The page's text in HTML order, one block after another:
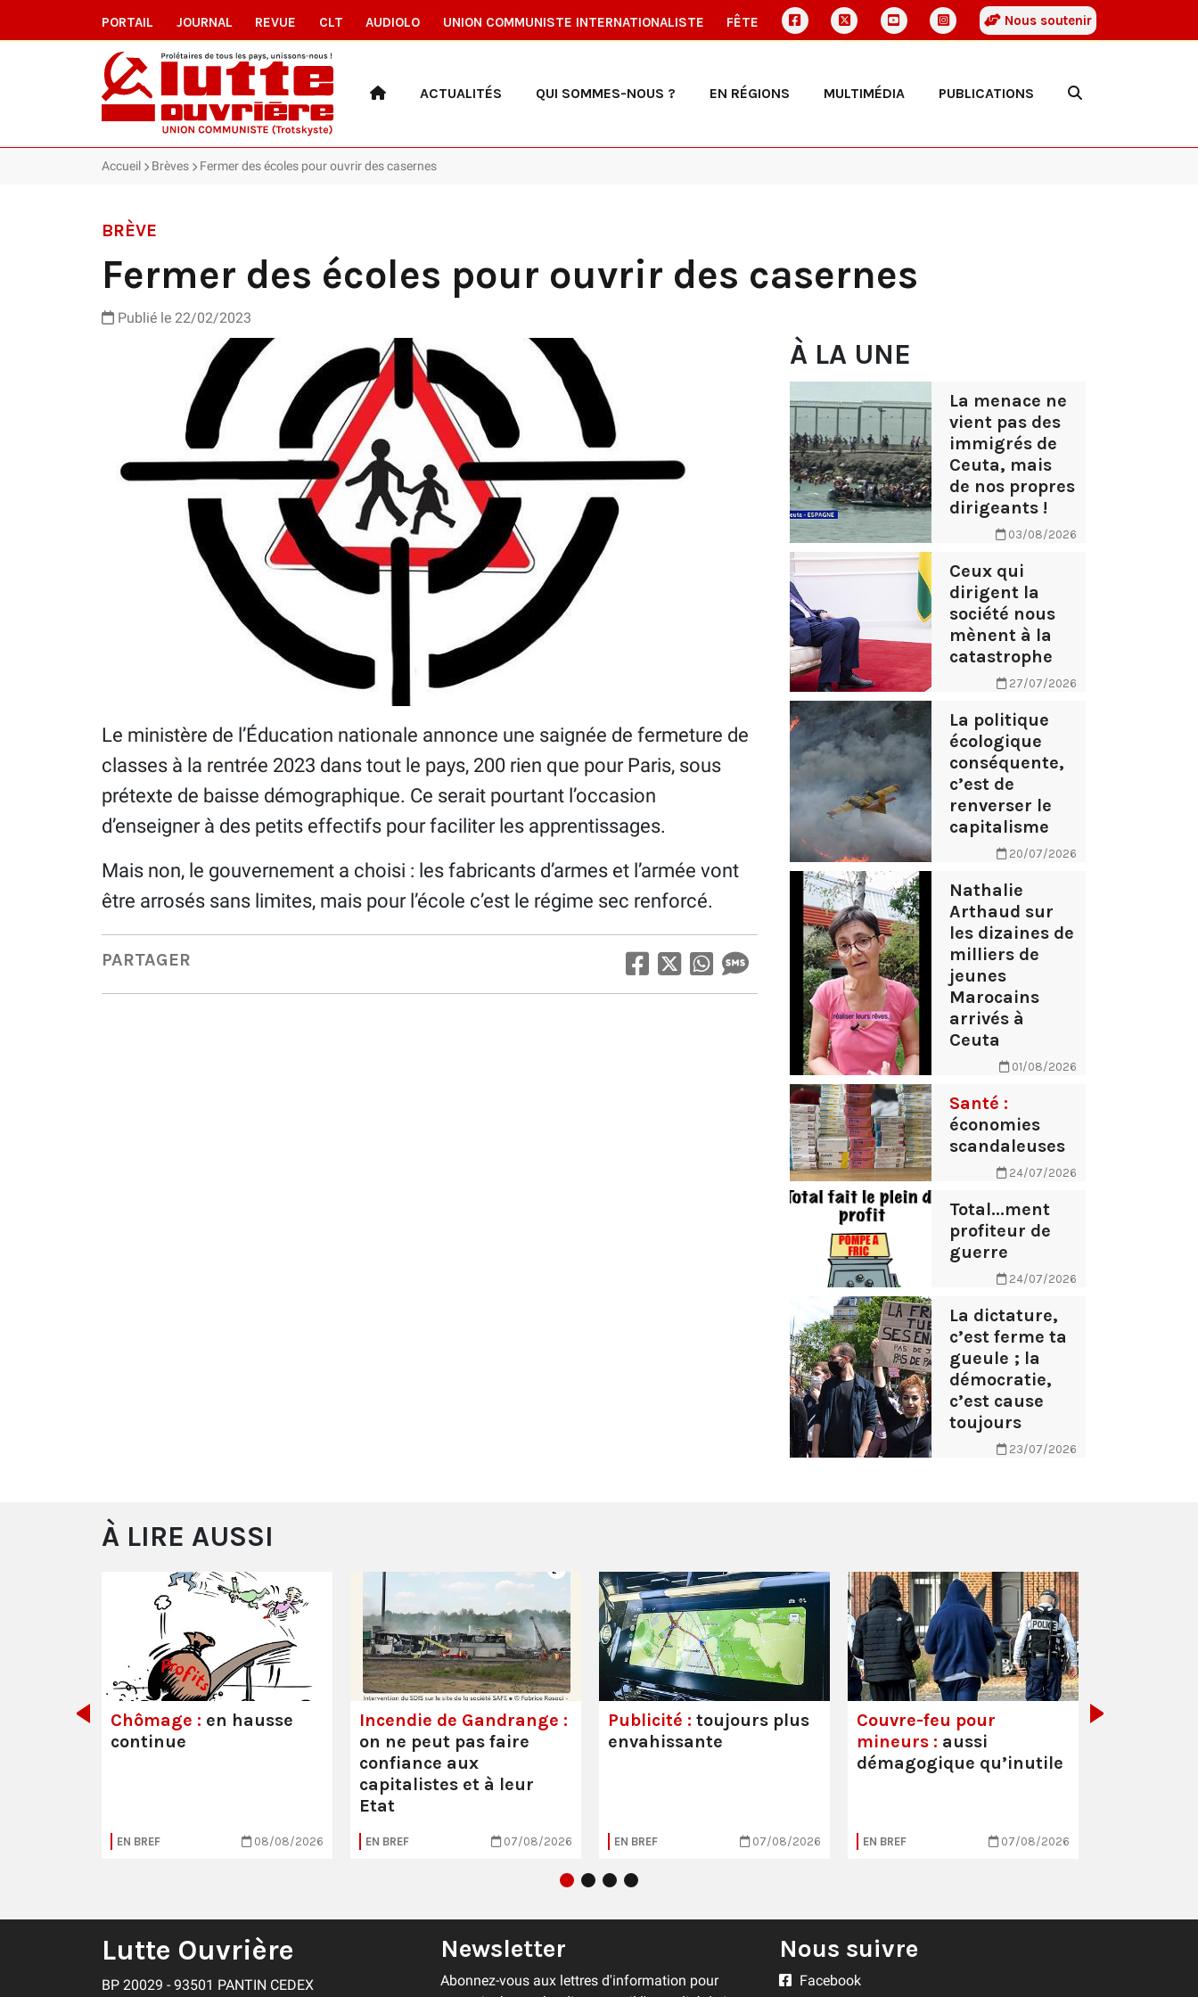
PORTAIL JOURNAL REVUE CLT AUDIOLO UNION COMMUNISTE INTERNATIONALISTE FÊTE Nous soutenir
ACTUALITÉS QUI SOMMES-NOUS ? EN RÉGIONS MULTIMÉDIA PUBLICATIONS
Accueil Brèves Fermer des écoles pour ouvrir des casernes
BRÈVE
Fermer des écoles pour ouvrir des casernes
Publié le 22/02/2023
Le ministère de l’Éducation nationale annonce une saignée de fermeture de
classes à la rentrée 2023 dans tout le pays, 200 rien que pour Paris, sous
prétexte de baisse démographique. Ce serait pourtant l’occasion
d’enseigner à des petits effectifs pour faciliter les apprentissages.
Mais non, le gouvernement a choisi : les fabricants d’armes et l’armée vont
être arrosés sans limites, mais pour l’école c’est le régime sec renforcé.
PARTAGER
À LA UNE
La menace ne
vient pas des
immigrés de
Ceuta, mais
de nos propres
dirigeants !
03/08/2026
Ceux qui
dirigent la
société nous
mènent à la
catastrophe
27/07/2026
La politique
écologique
conséquente,
c’est de
renverser le
capitalisme
20/07/2026
Nathalie
Arthaud sur
les dizaines de
milliers de
jeunes
Marocains
arrivés à
Ceuta
01/08/2026
Santé :
économies
scandaleuses
24/07/2026
Total...ment
profiteur de
guerre
24/07/2026
La dictature,
c’est ferme ta
gueule ; la
démocratie,
c’est cause
toujours
23/07/2026
À LIRE AUSSI
Chômage : en hausse
continue
EN BREF 08/08/2026
Incendie de Gandrange :
on ne peut pas faire
confiance aux
capitalistes et à leur
Etat
EN BREF 07/08/2026
Publicité : toujours plus
envahissante
EN BREF 07/08/2026
Couvre-feu pour
mineurs : aussi
démagogique qu’inutile
EN BREF 07/08/2026
Lutte Ouvrière
BP 20029 - 93501 PANTIN CEDEX
Newsletter
Abonnez-vous aux lettres d'information pour
Nous suivre
Facebook